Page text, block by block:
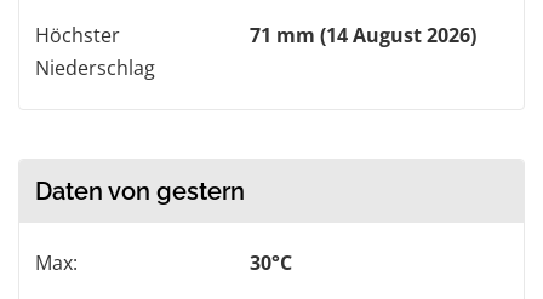
Höchster
Niederschlag
71 mm (14 August 2026)
Daten von gestern
Max:
30°C